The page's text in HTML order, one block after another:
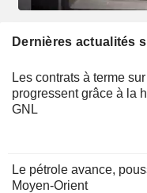
Dernières actualités
Les contrats à terme
progressent grâce à la
GNL
Le pétrole avance,
Moyen-Orient